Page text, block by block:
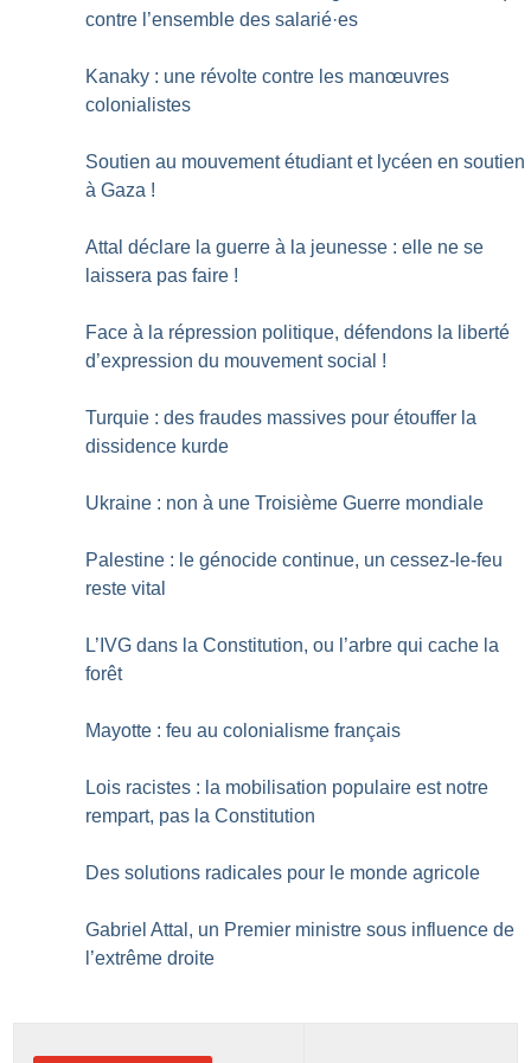
contre l’ensemble des salarié·es
Kanaky : une révolte contre les manœuvres
colonialistes
Soutien au mouvement étudiant et lycéen en soutien
à Gaza !
Attal déclare la guerre à la jeunesse : elle ne se
laissera pas faire !
Face à la répression politique, défendons la liberté
d’expression du mouvement social !
Turquie : des fraudes massives pour étouffer la
dissidence kurde
Ukraine : non à une Troisième Guerre mondiale
Palestine : le génocide continue, un cessez-le-feu
reste vital
L’IVG dans la Constitution, ou l’arbre qui cache la
forêt
Mayotte : feu au colonialisme français
Lois racistes : la mobilisation populaire est notre
rempart, pas la Constitution
Des solutions radicales pour le monde agricole
Gabriel Attal, un Premier ministre sous influence de
l’extrême droite